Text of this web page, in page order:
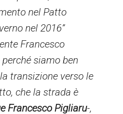
nel Patto
nel 2016”
Francesco
siamo ben
transizione verso le
che la strada è
Francesco Pigliaru-,